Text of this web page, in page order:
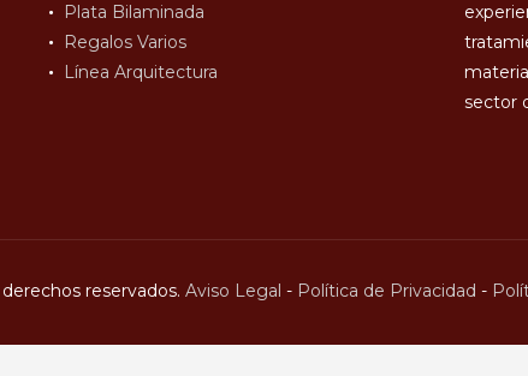
Plata Bilaminada
Regalos Varios
Línea Arquitectura
sector
reservados. Aviso Legal - Política de Privacidad -